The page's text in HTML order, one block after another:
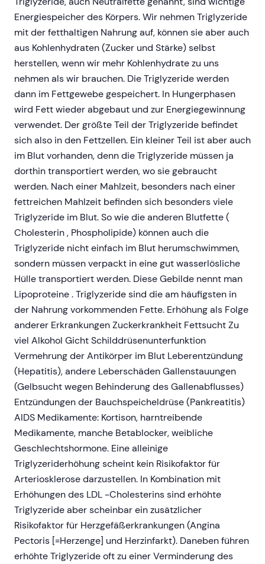
Energiespeicher des Körpers. Wir nehmen Triglyzeride
mit der fetthaltigen Nahrung auf, können sie aber auch
aus Kohlenhydraten (Zucker und Stärke) selbst
herstellen, wenn wir mehr Kohlenhydrate zu uns
nehmen als wir brauchen. Die Triglyzeride werden
dann im Fettgewebe gespeichert. In Hungerphasen
wird Fett wieder abgebaut und zur Energiegewinnung
verwendet. Der größte Teil der Triglyzeride befindet
sich also in den Fettzellen. Ein kleiner Teil ist aber auch
im Blut vorhanden, denn die Triglyzeride müssen ja
dorthin transportiert werden, wo sie gebraucht
werden. Nach einer Mahlzeit, besonders nach einer
fettreichen Mahlzeit befinden sich besonders viele
Triglyzeride im Blut. So wie die anderen Blutfette (
Cholesterin , Phospholipide) können auch die
Triglyzeride nicht einfach im Blut herumschwimmen,
sondern müssen verpackt in eine gut wasserlösliche
Hülle transportiert werden. Diese Gebilde nennt man
Lipoproteine . Triglyzeride sind die am häufigsten in
der Nahrung vorkommenden Fette. Erhöhung als Folge
anderer Erkrankungen Zuckerkrankheit Fettsucht Zu
viel Alkohol Gicht Schilddrüsenunterfunktion
Vermehrung der Antikörper im Blut Leberentzündung
(Hepatitis), andere Leberschäden Gallenstauungen
(Gelbsucht wegen Behinderung des Gallenabflusses)
Entzündungen der Bauchspeicheldrüse (Pankreatitis)
AIDS Medikamente: Kortison, harntreibende
Medikamente, manche Betablocker, weibliche
Geschlechtshormone. Eine alleinige
Triglyzeriderhöhung scheint kein Risikofaktor für
Arteriosklerose darzustellen. In Kombination mit
Erhöhungen des LDL -Cholesterins sind erhöhte
Triglyzeride aber scheinbar ein zusätzlicher
Risikofaktor für Herzgefäßerkrankungen (Angina
Pectoris [=Herzenge] und Herzinfarkt). Daneben führen
erhöhte Triglyzeride oft zu einer Verminderung des